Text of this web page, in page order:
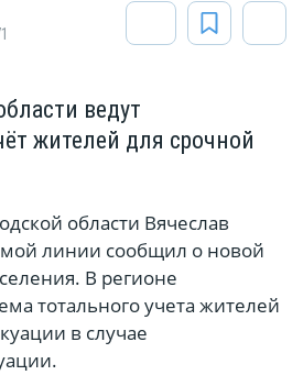
ведут
жителей для срочной
области Вячеслав
линии сообщил о новой
В регионе
тотального учета жителей
в случае